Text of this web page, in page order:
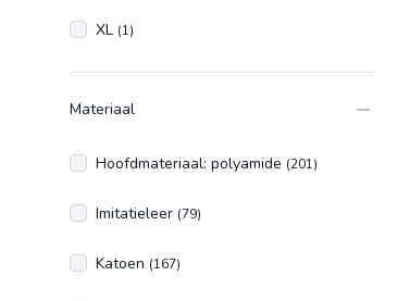
XL (1)
Materiaal
Hoofdmateriaal: polyamide (201)
Imitatieleer (79)
Katoen (167)